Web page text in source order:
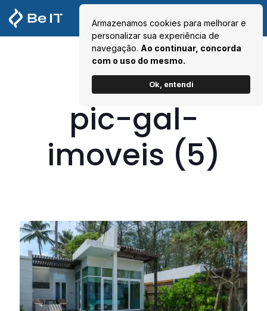
Armazenamos cookies para melhorar e
personalizar sua experiência de
navegação. Ao continuar, concorda
com o uso do mesmo.
Ok, entendi
pic-gal-
imoveis (5)